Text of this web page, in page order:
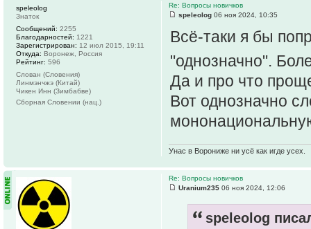
Re: Вопросы новичков
speleolog 06 ноя 2024, 10:35
Всё-таки я бы
"однозначно".
Да и про что
Вот однозначно
Унас в Ворониже ни усё как игде усех.
speleolog
Знаток
Сообщений: 2255
Благодарностей: 1221
Зарегистрирован: 12 июл 2015, 19:11
Откуда: Воронеж, Россия
Рейтинг: 596
Слован (Словения)
Линмэнчжэ (Китай)
Чикен Инн (Зимбабве)
Сборная Словении (нац.)
Re: Вопросы новичков
Uranium235 06 ноя 2024, 12:06
speleolog